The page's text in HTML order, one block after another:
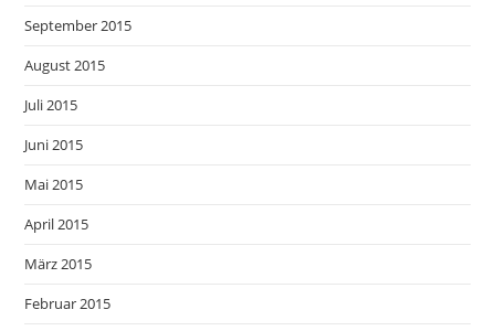
September 2015
August 2015
Juli 2015
Juni 2015
Mai 2015
April 2015
März 2015
Februar 2015